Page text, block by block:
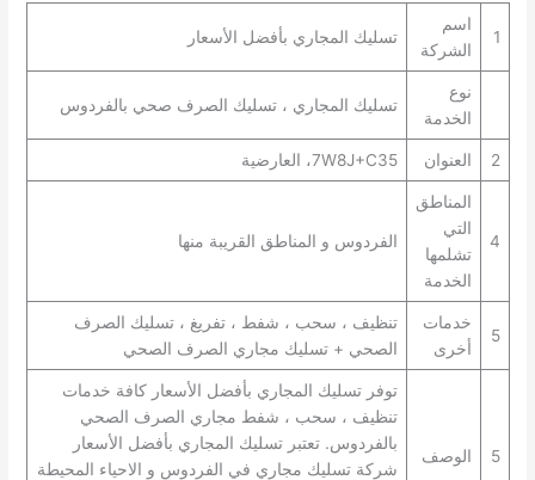
1
اسم
الشركة
تسليك المجاري بأفضل الأسعار
نوع
الخدمة
تسليك المجاري ، تسليك الصرف صحي بالفردوس
2 العنوان 7W8J+C35، العارضية
4
المناطق
التي
تشلمها
الخدمة
الفردوس و المناطق القريبة منها
5
خدمات
أخرى
تنظيف ، سحب ، شفط ، تفريغ ، تسليك الصرف
الصحي + تسليك مجاري الصرف الصحي
5 الوصف
توفر تسليك المجاري بأفضل الأسعار كافة خدمات
تنظيف ، سحب ، شفط مجاري الصرف الصحي
بالفردوس. تعتبر تسليك المجاري بأفضل الأسعار
شركة تسليك مجاري في الفردوس و الاحياء المحيطة